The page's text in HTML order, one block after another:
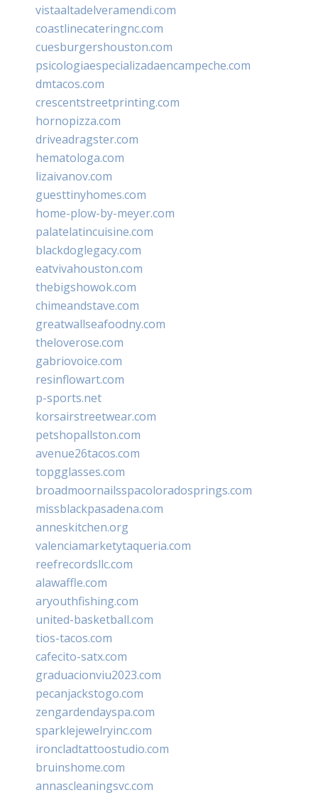
vistaaltadelveramendi.com
coastlinecateringnc.com
cuesburgershouston.com
psicologiaespecializadaencampeche.com
dmtacos.com
crescentstreetprinting.com
hornopizza.com
driveadragster.com
hematologa.com
lizaivanov.com
guesttinyhomes.com
home-plow-by-meyer.com
palatelatincuisine.com
blackdoglegacy.com
eatvivahouston.com
thebigshowok.com
chimeandstave.com
greatwallseafoodny.com
theloverose.com
gabriovoice.com
resinflowart.com
p-sports.net
korsairstreetwear.com
petshopallston.com
avenue26tacos.com
topgglasses.com
broadmoornailsspacoloradosprings.com
missblackpasadena.com
anneskitchen.org
valenciamarketytaqueria.com
reefrecordsllc.com
alawaffle.com
aryouthfishing.com
united-basketball.com
tios-tacos.com
cafecito-satx.com
graduacionviu2023.com
pecanjackstogo.com
zengardendayspa.com
sparklejewelryinc.com
ironcladtattoostudio.com
bruinshome.com
annascleaningsvc.com